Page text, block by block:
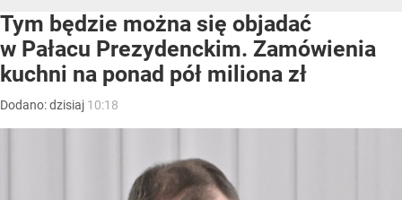
Tym będzie można się objadać
w Pałacu Prezydenckim. Zamówienia
kuchni na ponad pół miliona zł
Dodano:dzisiaj 10:18